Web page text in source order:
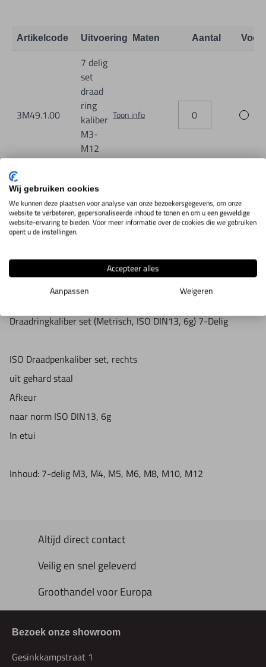
Artikelcode Uitvoering Maten Aantal
3M49.1.00
7 delig
set
draad
ring
kaliber
M3-
M12
AK
Toon info
IN WINKELWAGEN
Productomschrijving
Draadringkaliber set (Metrisch, ISO DIN13, 6g) 7-Delig
ISO Draadpenkaliber set, rechts
uit gehard staal
Afkeur
naar norm ISO DIN13, 6g
In etui
Inhoud: 7-delig M3, M4, M5, M6, M8, M10, M12
Altijd direct contact
Veilig en snel geleverd
Groothandel voor Europa
Bezoek onze showroom
Gesinkkampstraat 1
Wij gebruiken cookies
We kunnen deze plaatsen voor analyse van onze bezoekersgegevens, om onze
website te verbeteren, gepersonaliseerde inhoud te tonen en om u een geweldige
website-ervaring te bieden. Voor meer informatie over de cookies die we gebruiken
opent u de instellingen.
Accepteer alles
Aanpassen
Weigeren